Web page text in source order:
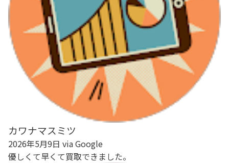
カワナマスミツ
2026年5月9日 via Google
優しくて早くて買取できました。